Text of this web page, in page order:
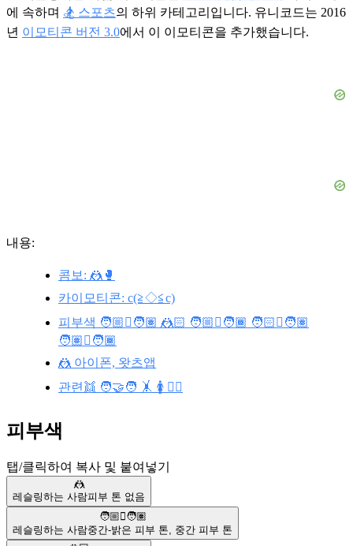
에 속하며 🏂 스포츠의 하위 카테고리입니다. 유니코드는 2016
년 이모티콘 버전 3.0에서 이 이모티콘을 추가했습니다.
내용:
콤보: 🤼🥊
카이모티콘: c(≧◇≦c)
피부색 🧑🏼‍🫯‍🧑🏽 🤼🏻 🧑🏼‍🫯‍🧑🏾 🧑🏻‍🫯‍🧑🏽
🧑🏽‍🫯‍🧑🏾
🤼 아이폰, 왓츠앱
관련👯 🧑‍🤝‍🧑 🤸 🚺 🤼‍♂️
피부색
탭/클릭하여 복사 및 붙여넣기
🤼
레슬링하는 사람피부 톤 없음
🧑🏼‍🫯‍🧑🏽
레슬링하는 사람중간-밝은 피부 톤
중간 피부 톤